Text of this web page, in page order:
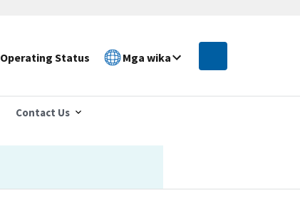
Operating Status Mga wika
Contact Us